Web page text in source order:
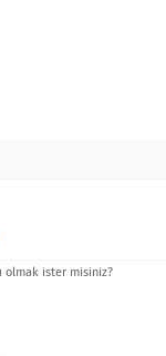
olmak ister misiniz?